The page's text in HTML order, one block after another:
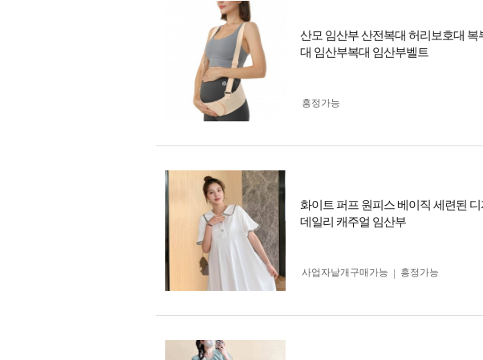
산모 임산부 산전복대 허리보호대
대 임산부복대 임산부벨트
흥정가능
화이트 퍼프 원피스 베이직 세련된
데일리 캐주얼 임산부
사업자 낱개구매가능 흥정가능